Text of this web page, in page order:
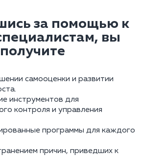
за помощью к
вы
получите
самооценки и развитии
инструментов для
контроля и управления
программы для каждого
причин, приведших к